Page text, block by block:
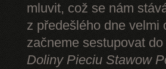
mluvit, což se nám
z předešlého dne velmi
začneme sestupovat
Doliny Pieciu Stawow